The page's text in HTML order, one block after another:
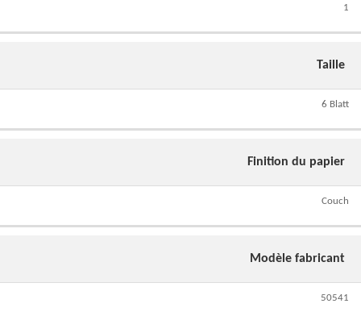
1
Taille
6 Blatt
Finition du papier
Couch
Modèle fabricant
50541